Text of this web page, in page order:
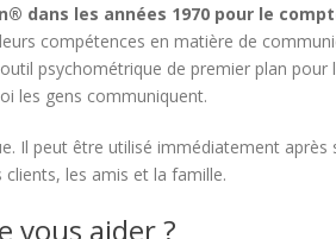
dans les années 1970 pour le
compétences en matière de
psychométrique de premier plan pour
les gens communiquent.
Il peut être utilisé immédiatement après
les amis et la famille.
vous aider ?